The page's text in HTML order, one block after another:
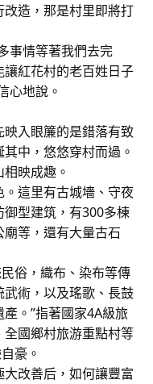
造，那是村里即將打
事情等著我們去完
紅花村的老百姓日子
心地說。
入眼簾的是錯落有致
中，悠悠穿村而過。
映成趣。
這里有古城墻、守夜
型建筑，有300多棟
等，還有大量古石
民俗，織布、染布等傳
術，以及瑤歌、長鼓
。”指著國家4A級旅
國鄉村旅游重點村等
豪。
改善后，如何讓豐富